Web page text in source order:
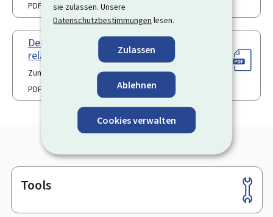
sie zulassen. Unsere
Datenschutzbestimmungen lesen.
Zulassen
Ablehnen
Cookies verwalten
PDF
330 KB
Demande de constatation d’une
relation durable
Zum letzten Mal aktualisiert am 06.01.2026
PDF
Footer
Tools